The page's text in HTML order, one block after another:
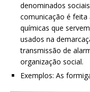
denominados
comunicação é
químicas que
usados na
transmissão de
organização social.
Exemplos: As